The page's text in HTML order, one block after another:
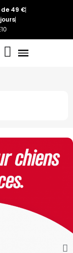
49 €